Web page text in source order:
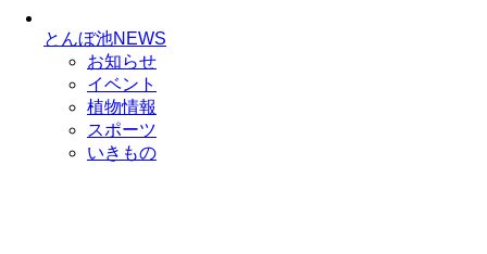
とんぼ池NEWS
お知らせ
イベント
植物情報
スポーツ
いきもの